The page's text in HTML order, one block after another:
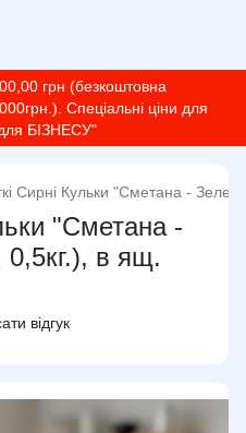
грн (безкоштовна
Спеціальні ціни для
для БІЗНЕСУ"
Сирні Кульки "Сметана -
"Сметана -
0,5кг.), в ящ.
відгук